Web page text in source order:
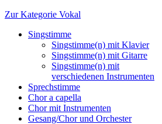
Zur Kategorie Vokal
Singstimme
Singstimme(n) mit Klavier
Singstimme(n) mit Gitarre
Singstimme(n) mit
verschiedenen Instrumenten
Sprechstimme
Chor a capella
Chor mit Instrumenten
Gesang/Chor und Orchester